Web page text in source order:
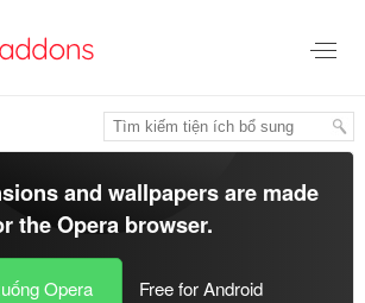
and wallpapers are made
theOpera browser.
Opera Free for Android